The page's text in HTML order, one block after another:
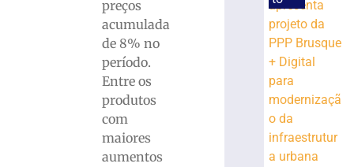
preços
acumulada
de 8% no
período.
Entre os
produtos
com
maiores
aumentos
alusão
Pais
agosto